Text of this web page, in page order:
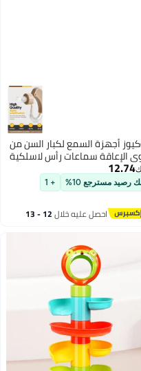
أجهزة السمع لكبار السن من
الإعاقة سماعات رأس لاسلكية
أجهزة السمع خلف الأذن12.74
رصيد مسترجع 10% + 1
احصل عليه خلال 12 - 13